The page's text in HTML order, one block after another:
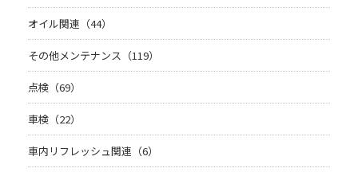
オイル関連（44）
その他メンテナンス（119）
点検（69）
車検（22）
車内リフレッシュ関連（6）